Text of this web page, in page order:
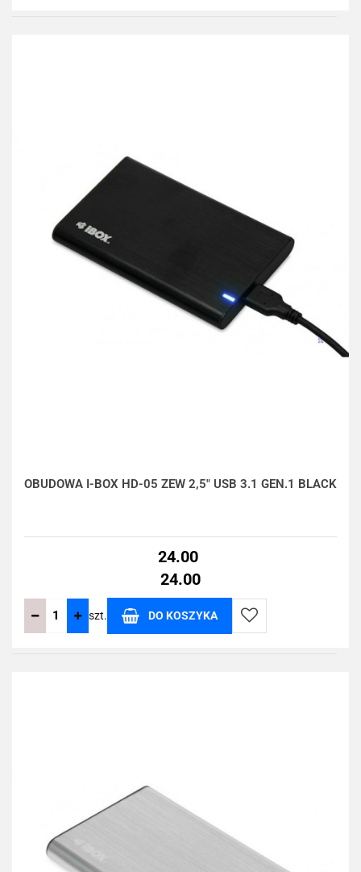
Do
OBUDOWA I-BOX HD-05 ZEW 2,5" USB 3.1 GEN.1 BLACK
24.00
24.00
szt. DO KOSZYKA
Do